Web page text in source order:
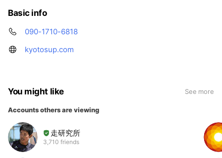
Basic info
090-1710-6818
kyotosup.com
You might like See more
Accounts others are viewing
走研究所
3,710 friends